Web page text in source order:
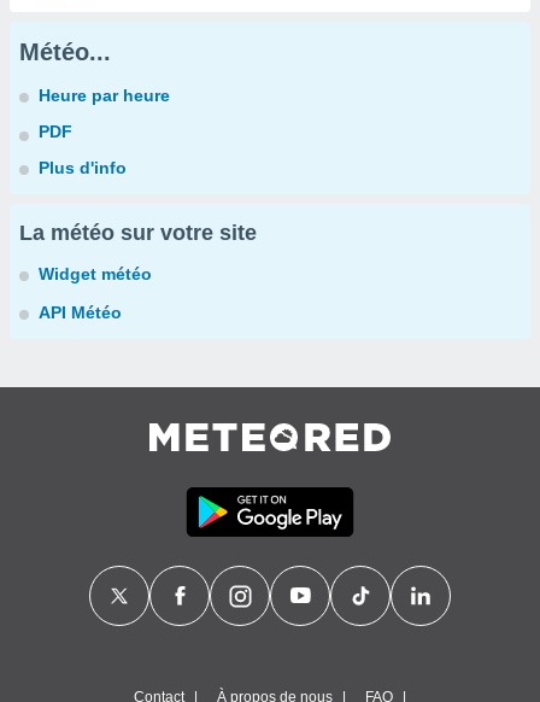
Météo...
Heure par heure
PDF
Plus d'info
La météo sur votre site
Widget météo
API Météo
Contact À propos de nous FAQ